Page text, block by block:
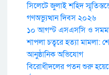
সিলেটে জুলাই শহিদ
গণঅভ্যুত্থান দিবস ২০২৬
১০ আগস্ট এসএসসি ও
শাপলা চত্বরে হত্যা মামলা:
আনুষ্ঠানিক অভিযোগ
বিরোধীদলের পতন শুরু